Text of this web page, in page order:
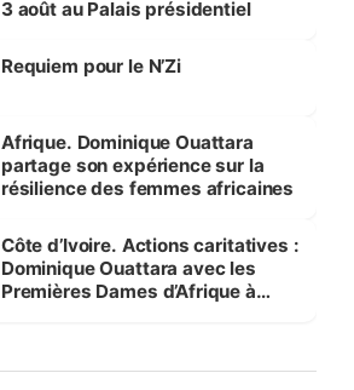
3 août au Palais présidentiel
Requiem pour le N’Zi
Afrique. Dominique Ouattara
partage son expérience sur la
résilience des femmes africaines
Côte d’Ivoire. Actions caritatives :
Dominique Ouattara avec les
Premières Dames d’Afrique à